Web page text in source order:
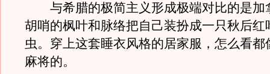
与希腊的极简主义形成极端对比的是加
胡哨的枫叶和脉络把自己装扮成一只秋后红
虫。穿上这套睡衣风格的居家服，怎么看都
麻将的。